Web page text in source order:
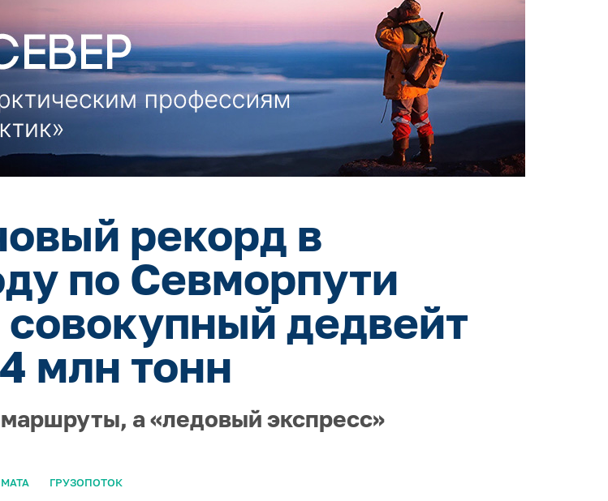
рекорд в
по Севморпути
дедвейт
млн тонн
а «ледовый экспресс»
ГРУЗОПОТОК